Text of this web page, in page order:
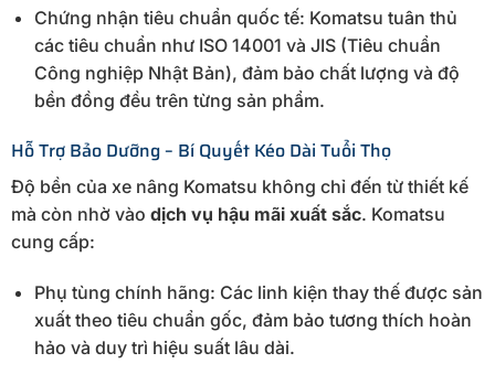
Chứng nhận tiêu chuẩn quốc tế: Komatsu tuân thủ
các tiêu chuẩn như ISO 14001 và JIS (Tiêu chuẩn
Công nghiệp Nhật Bản), đảm bảo chất lượng và độ
bền đồng đều trên từng sản phẩm.
Hỗ Trợ Bảo Dưỡng – Bí Quyết Kéo Dài Tuổi Thọ
Độ bền của xe nâng Komatsu không chỉ đến từ thiết kế
mà còn nhờ vào dịch vụ hậu mãi xuất sắc. Komatsu
cung cấp:
Phụ tùng chính hãng: Các linh kiện thay thế được sản
xuất theo tiêu chuẩn gốc, đảm bảo tương thích hoàn
hảo và duy trì hiệu suất lâu dài.